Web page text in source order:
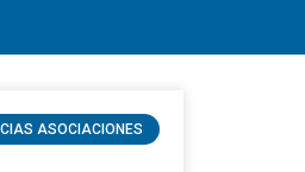
ASOCIACIONES